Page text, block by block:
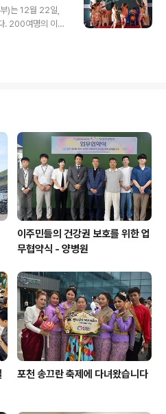
)는 12월 22일,
. 200여명의 이주
그 가족의 권리에
을 대신하여 최재
하였고, 이석균,
역시 세계이주민
전하였다. 또한, 이
동체 대표님들의 환
1년..
이주민들의 건강권 보호를 위한 업
무협약식 - 양병원
포천 송끄란 축제에 다녀왔습니다